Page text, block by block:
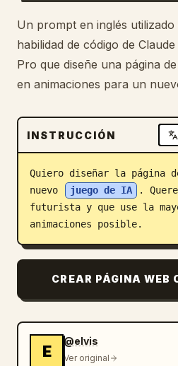
Prompts
Precios
Descargar
Blog
Actualizaciones
Un prompt en inglés
habilidad de código de
Pro que diseñe una página
en animaciones para un
INSTRUCCIÓN
Quiero diseñar la página
nuevo
juego de IA
.
futurista y que use la
animaciones posible.
CREAR PÁGINA WEB
E
@elvis
Ver original